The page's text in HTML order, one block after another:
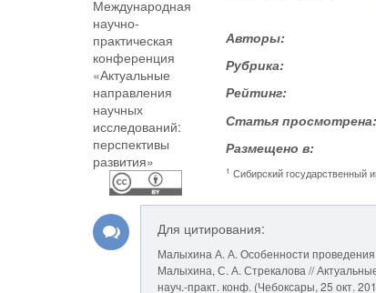
Авторы:
Рубрика:
Рейтинг:
Статья просмотрена:
Размещено в:
1 Сибирский государственный
Для цитирования:
Малыхина А. А. Особенности проведения
Малыхина, С. А. Стрекалова //
науч.-практ. конф. (Чебоксары, 25 окт.